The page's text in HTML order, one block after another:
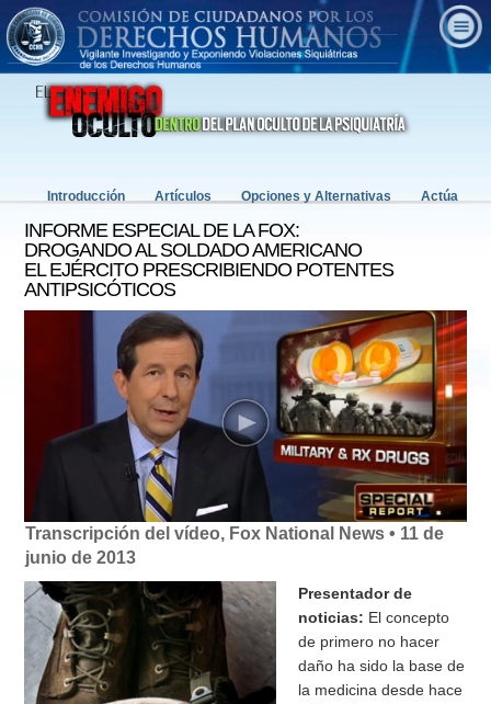
Actúa
Opciones y Alternativas
Artículos
Introducción
INFORME ESPECIAL DE LA FOX:
DROGANDO AL SOLDADO AMERICANO
EL EJÉRCITO PRESCRIBIENDO POTENTES
ANTIPSICÓTICOS
Transcripción del vídeo, Fox National News • 11 de
junio de 2013
Presentador de
noticias: El concepto
de primero no hacer
daño ha sido la base de
la medicina desde hace